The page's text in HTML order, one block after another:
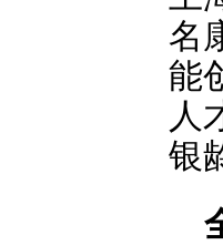
名
能
人
银